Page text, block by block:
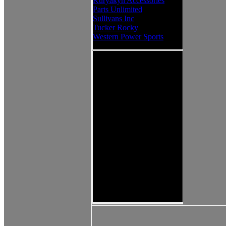
Parts Unlimited
Sullivans Inc
Tucker Rocky
Western Power Sports